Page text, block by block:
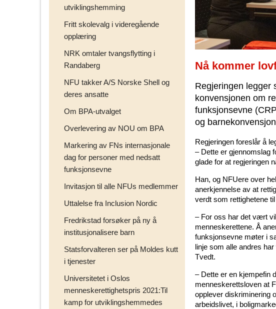
utviklingshemming
Fritt skolevalg i videregående
opplæring
NRK omtaler tvangsflytting i
Randaberg
NFU takker A/S Norske Shell og
deres ansatte
Om BPA-utvalget
Overlevering av NOU om BPA
Markering av FNs internasjonale
dag for personer med nedsatt
funksjonsevne
Invitasjon til alle NFUs medlemmer
Uttalelse fra Inclusion Nordic
Fredrikstad forsøker på ny å
institusjonalisere barn
Statsforvalteren ser på Moldes kutt
i tjenester
Universitetet i Oslos
menneskerettighetspris 2021:Til
kamp for utviklingshemmedes
Nå kommer
Regjeringen legger
konvensjonen om
funksjonsevne
og
Regjeringen foreslår å
– Dette er gjennomslag
glade for at regjeringen
Han, og NFUere over
anerkjennelse av at
verdt som rettighetene
– For oss har det vært
menneskerettene. Å
funksjonsevne møter i
linje som alle andres
Tvedt.
– Dette er en kjempefin
menneskerettsloven at
opplever diskriminering
arbeidslivet, i